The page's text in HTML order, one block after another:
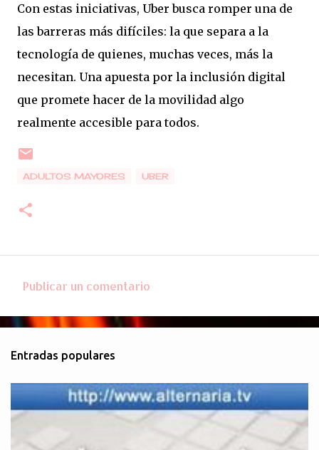
Con estas iniciativas, Uber busca romper una de
las barreras más difíciles: la que separa a la
tecnología de quienes, muchas veces, más la
necesitan. Una apuesta por la inclusión digital
que promete hacer de la movilidad algo
realmente accesible para todos.
ADULTOS MAYORES UBER
o
e
n
t
Publicar un comentario
Entradas populares